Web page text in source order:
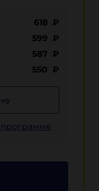
618 ₽
599 ₽
587 ₽
550 ₽